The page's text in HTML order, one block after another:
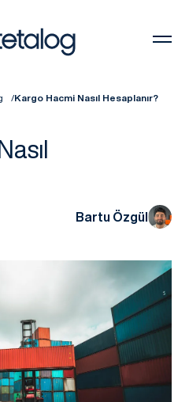
Kargo Hacmi Nasıl Hesaplanır?
Bartu Özgül